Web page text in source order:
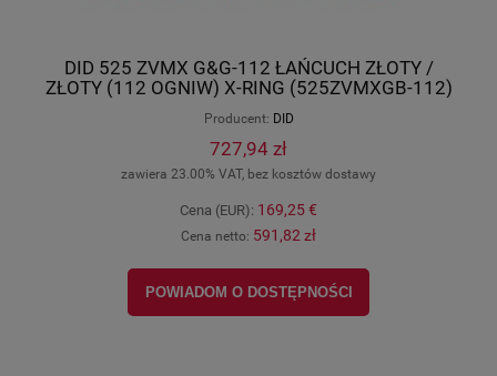
DID 525 ZVMX G&G-112 ŁAŃCUCH ZŁOTY /
ZŁOTY (112 OGNIW) X-RING (525ZVMXGB-112)
Producent: DID
727,94 zł
zawiera 23.00% VAT, bez kosztów dostawy
Cena (EUR): 169,25 €
Cena netto: 591,82 zł
POWIADOM O DOSTĘPNOŚCI